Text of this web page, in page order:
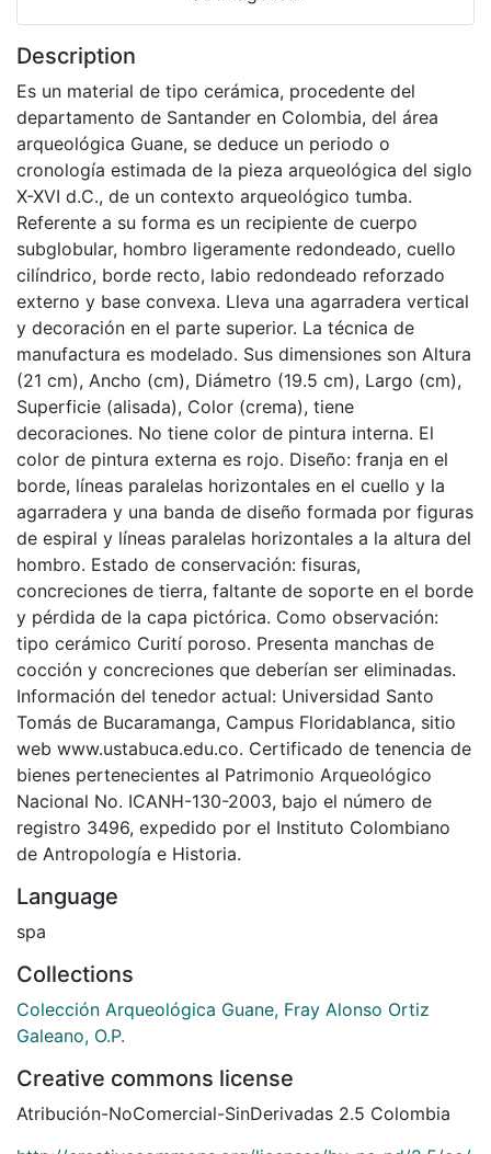
Description
Es un material de tipo cerámica, procedente del
departamento de Santander en Colombia, del área
arqueológica Guane, se deduce un periodo o
cronología estimada de la pieza arqueológica del siglo
X-XVI d.C., de un contexto arqueológico tumba.
Referente a su forma es un recipiente de cuerpo
subglobular, hombro ligeramente redondeado, cuello
cilíndrico, borde recto, labio redondeado reforzado
externo y base convexa. Lleva una agarradera vertical
y decoración en el parte superior. La técnica de
manufactura es modelado. Sus dimensiones son Altura
(21 cm), Ancho (cm), Diámetro (19.5 cm), Largo (cm),
Superficie (alisada), Color (crema), tiene
decoraciones. No tiene color de pintura interna. El
color de pintura externa es rojo. Diseño: franja en el
borde, líneas paralelas horizontales en el cuello y la
agarradera y una banda de diseño formada por figuras
de espiral y líneas paralelas horizontales a la altura del
hombro. Estado de conservación: fisuras,
concreciones de tierra, faltante de soporte en el borde
y pérdida de la capa pictórica. Como observación:
tipo cerámico Curití poroso. Presenta manchas de
cocción y concreciones que deberían ser eliminadas.
Información del tenedor actual: Universidad Santo
Tomás de Bucaramanga, Campus Floridablanca, sitio
web www.ustabuca.edu.co. Certificado de tenencia de
bienes pertenecientes al Patrimonio Arqueológico
Nacional No. ICANH-130-2003, bajo el número de
registro 3496, expedido por el Instituto Colombiano
de Antropología e Historia.
Language
spa
Collections
Colección Arqueológica Guane, Fray Alonso Ortiz
Galeano, O.P.
Creative commons license
Atribución-NoComercial-SinDerivadas 2.5 Colombia